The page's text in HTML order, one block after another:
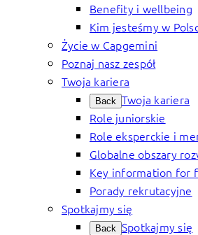
Benefity i wellbeing
Kim jesteśmy w
Życie w Capgemini
Poznaj nasz zespół
Twoja kariera
Back Twoja kariera
Role juniorskie
Role eksperckie i
Globalne obszary
Key information for
Porady rekrutacyjne
Spotkajmy się
Back Spotkajmy się